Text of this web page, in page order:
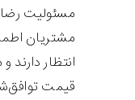
مسئولیت
مشتریان
انتظار
قيمت